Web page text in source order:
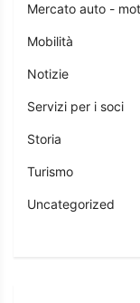
Mercato auto -
Mobilità
Notizie
Servizi per i soci
Storia
Turismo
Uncategorized